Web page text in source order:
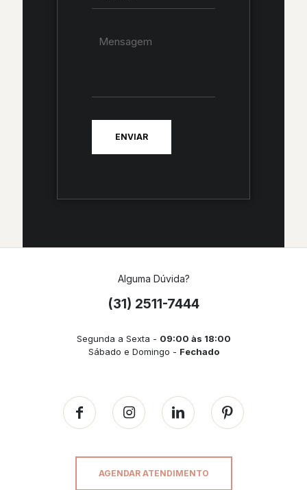
Alguma Dúvida?
(31) 2511-7444
Segunda a Sexta - 09:00 às 18:00
Sábado e Domingo - Fechado
AGENDAR ATENDIMENTO